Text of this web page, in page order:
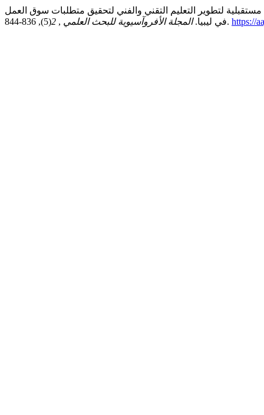
فرج خليل سالم, & عبد السلام علي أحمد دومه. (2024). رؤية مستقبلية لتطوير التعليم التقني والفني لتحقيق متطلبات سوق العمل
في ليبيا.المجلة الأفروآسيوية للبحث العلمي ,
2 (5), 836-844. https://